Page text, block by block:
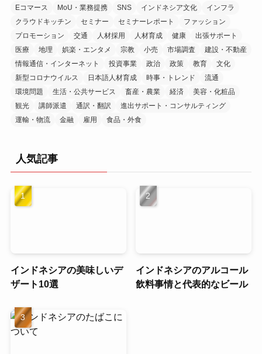
Eコマース MoU・業務提携 SNS インドネシア文化
インフラ
クラウドキッチン
セミナー セミナーレポート
ファッション
プロモーション
交通 人材採用 人材育成 健康
出張サポート
医療
地理 娯楽・エンタメ 宗教 小売 市場調査
建設・不動産
情報通信・インターネット
投資事業 政治 政策 教育
文化
新型コロナウイルス
日本語人材育成 時事・トレンド
流通
環境問題
生活・公共サービス 畜産・農業 経済
美容・化粧品
観光
講師派遣 通訳・翻訳
進出サポート・コンサルティング
運輸・物流
金融 雇用 食品・外食
人気記事
インドネシアの美味しいデ
ザート10選
インドネシアのアルコール
飲料事情と代表的なビール